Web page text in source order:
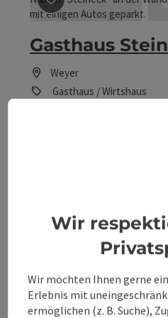
Beitrag merken:
Gasthaus
Weyer
Gasthaus / Wirtshaus
Das Gasthaus Steineck ist
Beitrag merken:
Gasthaus Zur
Weyer
Wir
Wir möchten Ihnen gerne
Erlebnis mit
ermöglichen (z. B. Suche),